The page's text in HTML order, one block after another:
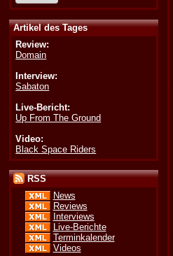
Artikel des Tages
Review:
Domain
Interview:
Sabaton
Live-Bericht:
Up From The Ground
Video:
Black Space Riders
RSS
News
Reviews
Interviews
Live-Berichte
Terminkalender
Videos